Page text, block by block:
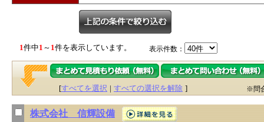
1件中1 ～ 1件を表示しています。 表示件数：
[すべてを選択 | すべての選択を解除 ] ※問
株式会社 信輝設備